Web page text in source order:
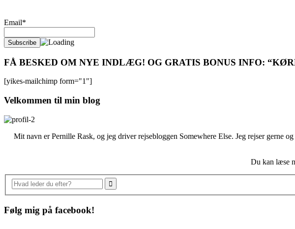
Email*
FÅ BESKED OM NYE INDLÆG! OG GRATIS BONUS INFO:
[yikes-mailchimp form="1"]
Velkommen til min blog
Mit navn er Pernille Rask, og jeg driver rejsebloggen Somewhere Else. Jeg rejser gerne
Du kan læse
Følg mig på facebook!